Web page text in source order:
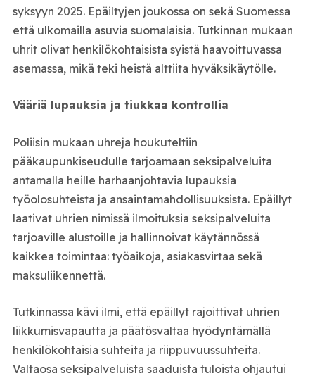
syksyyn 2025. Epäiltyjen joukossa on sekä Suomessa
että ulkomailla asuvia suomalaisia. Tutkinnan mukaan
uhrit olivat henkilökohtaisista syistä haavoittuvassa
asemassa, mikä teki heistä alttiita hyväksikäytölle.
Vääriä lupauksia ja tiukkaa kontrollia
Poliisin mukaan uhreja houkuteltiin
pääkaupunkiseudulle tarjoamaan seksipalveluita
antamalla heille harhaanjohtavia lupauksia
työolosuhteista ja ansaintamahdollisuuksista. Epäillyt
laativat uhrien nimissä ilmoituksia seksipalveluita
tarjoaville alustoille ja hallinnoivat käytännössä
kaikkea toimintaa: työaikoja, asiakasvirtaa sekä
maksuliikennettä.
Tutkinnassa kävi ilmi, että epäillyt rajoittivat uhrien
liikkumisvapautta ja päätösvaltaa hyödyntämällä
henkilökohtaisia suhteita ja riippuvuussuhteita.
Valtaosa seksipalveluista saaduista tuloista ohjautui